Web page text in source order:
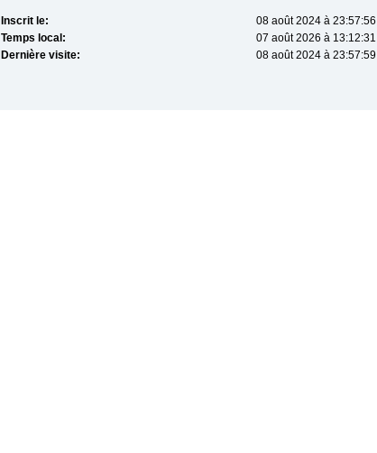
Inscrit le:
08 août 2024 à 23:57:56
Temps local:
07 août 2026 à 13:12:31
Dernière visite:
08 août 2024 à 23:57:59